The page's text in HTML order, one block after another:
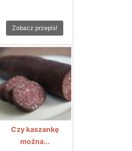
Zobacz przepis!
Czy kaszankę
można...